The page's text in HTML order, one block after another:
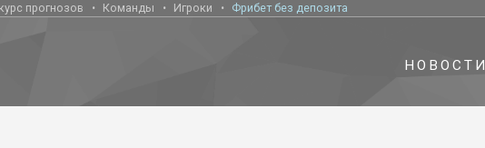
прогнозов Команды Игроки Фрибет без депозита
НОВОСТИ